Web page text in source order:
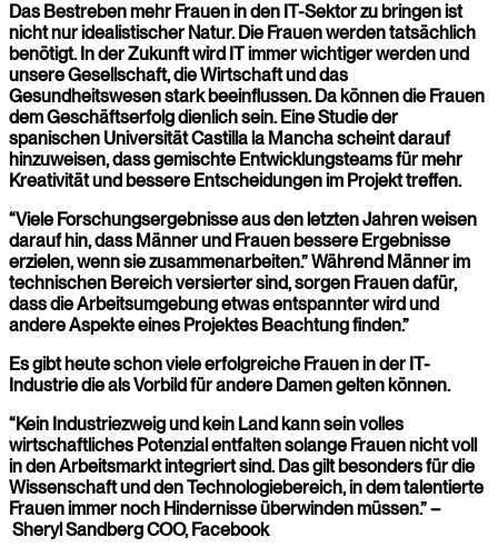
Das Bestreben mehr Frauen in den IT-Sektor zu bringen ist
nicht nur idealistischer Natur. Die Frauen werden tatsächlich
benötigt. In der Zukunft wird IT immer wichtiger werden und
unsere Gesellschaft, die Wirtschaft und das
Gesundheitswesen stark beeinflussen. Da können die Frauen
dem Geschäftserfolg dienlich sein. Eine Studie der
spanischen Universität Castilla la Mancha scheint darauf
hinzuweisen, dass gemischte Entwicklungsteams für mehr
Kreativität und bessere Entscheidungen im Projekt treffen.
“Viele Forschungsergebnisse aus den letzten Jahren weisen
darauf hin, dass Männer und Frauen bessere Ergebnisse
erzielen, wenn sie zusammenarbeiten.” Während Männer im
technischen Bereich versierter sind, sorgen Frauen dafür,
dass die Arbeitsumgebung etwas entspannter wird und
andere Aspekte eines Projektes Beachtung finden.”
Es gibt heute schon viele erfolgreiche Frauen in der IT-
Industrie die als Vorbild für andere Damen gelten können.
“Kein Industriezweig und kein Land kann sein volles
wirtschaftliches Potenzial entfalten solange Frauen nicht voll
in den Arbeitsmarkt integriert sind. Das gilt besonders für die
Wissenschaft und den Technologiebereich, in dem talentierte
Frauen immer noch Hindernisse überwinden müssen.” –
Sheryl Sandberg COO, Facebook